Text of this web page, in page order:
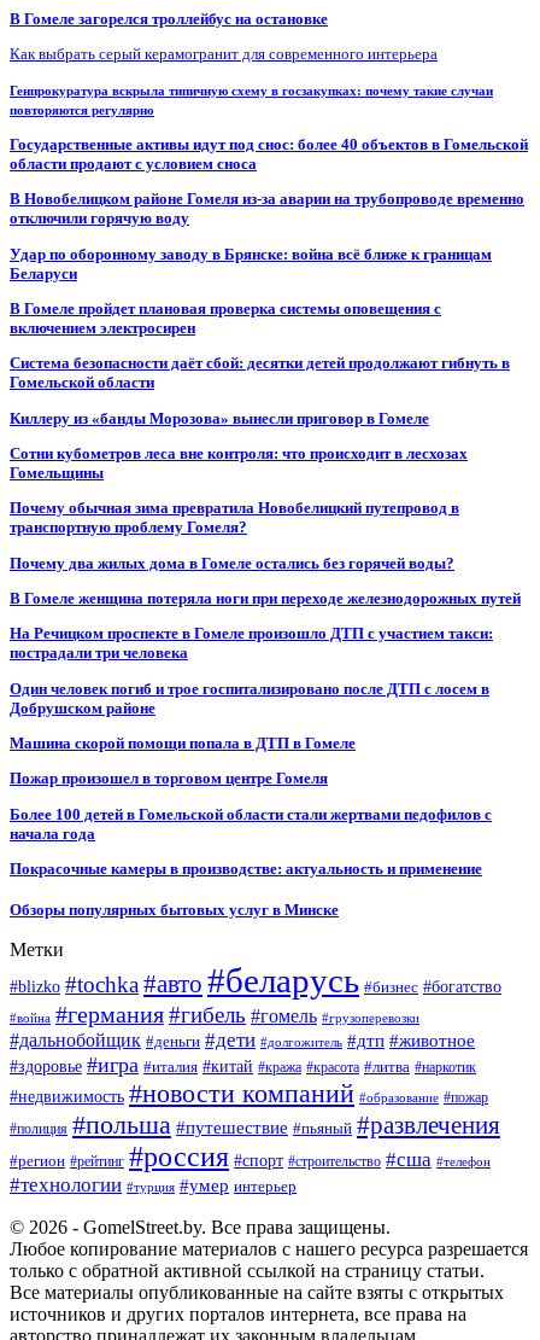
В Гомеле загорелся троллейбус на остановке
Как выбрать серый керамогранит для современного интерьера
Генпрокуратура вскрыла типичную схему в госзакупках: почему такие случаи
повторяются регулярно
Государственные активы идут под снос: более 40 объектов в Гомельской
области продают с условием сноса
В Новобелицком районе Гомеля из-за аварии на трубопроводе временно
отключили горячую воду
Удар по оборонному заводу в Брянске: война всё ближе к границам
Беларуси
В Гомеле пройдет плановая проверка системы оповещения с
включением электросирен
Система безопасности даёт сбой: десятки детей продолжают гибнуть в
Гомельской области
Киллеру из «банды Морозова» вынесли приговор в Гомеле
Сотни кубометров леса вне контроля: что происходит в лесхозах
Гомельщины
Почему обычная зима превратила Новобелицкий путепровод в
транспортную проблему Гомеля?
Почему два жилых дома в Гомеле остались без горячей воды?
В Гомеле женщина потеряла ноги при переходе железнодорожных путей
На Речицком проспекте в Гомеле произошло ДТП с участием такси:
пострадали три человека
Один человек погиб и трое госпитализировано после ДТП с лосем в
Добрушском районе
Машина скорой помощи попала в ДТП в Гомеле
Пожар произошел в торговом центре Гомеля
Более 100 детей в Гомельской области стали жертвами педофилов с
начала года
Покрасочные камеры в производстве: актуальность и применение
Обзоры популярных бытовых услуг в Минске
Метки
#blizko #tochka#авто #беларусь #бизнес #богатство
#война #германия#гибель #гомель #грузоперевозки
#дальнобойщик #деньги #дети #долгожитель #дтп #животное
#здоровье #игра #италия #китай #кража #красота #литва #наркотик
#недвижимость #новости компаний #образование #пожар
#полиция #польша #путешествие #пьяный #развлечения
#регион #рейтинг #россия #спорт #строительство #сша #телефон
#технологии #турция #умер интерьер
© 2026 - GomelStreet.by. Все права защищены.
Любое копирование материалов с нашего ресурса разрешается
только с обратной активной ссылкой на страницу статьи.
Все материалы опубликованные на сайте взяты с открытых
источников и других порталов интернета, все права на
авторство принадлежат их законным владельцам.